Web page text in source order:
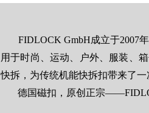
FIDLOCK GmbH成立于2007年
用于时尚、运动、户外、服装、
快拆，为传统机能快拆扣带来了
德国磁扣，原创正宗